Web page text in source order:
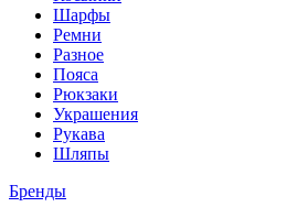
Шарфы
Ремни
Разное
Пояса
Рюкзаки
Украшения
Рукава
Шляпы
Бренды